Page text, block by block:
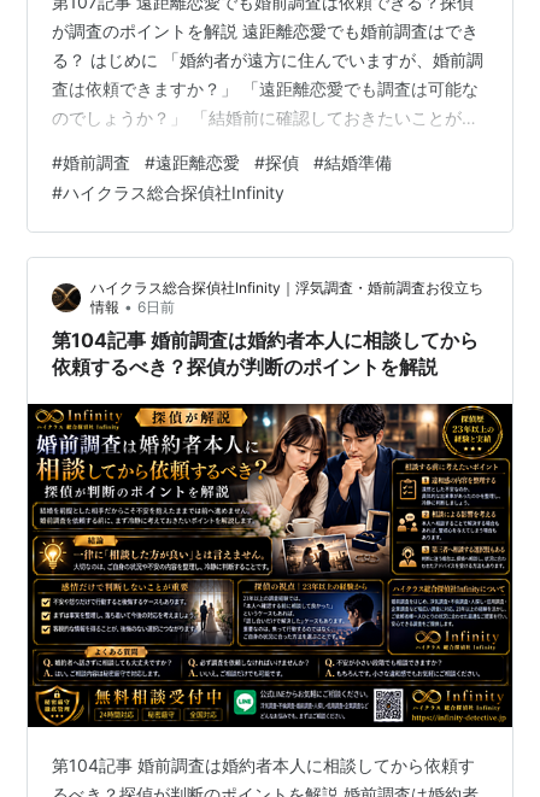
が調査のポイントを解説 遠距離恋愛でも婚前調査はでき
る？ はじめに 「婚約者が遠方に住んでいますが、婚前調
査は依頼できますか？」 「遠距離恋愛でも調査は可能な
のでしょうか？」 「結婚前に確認しておきたいことがあ
る方から多く寄せられます。 仕事や転勤、進学などをき
っかけに遠距離恋愛となり、そのまま結婚を考えるカッ
プルも珍しくありません。 しかし、離れて暮らしている
からこそ、相手の生活状況や行動が見えにくく、不安を
感じる方もいらっしゃいます。 今回は、遠距離恋愛にお
ける婚前調査について、23年…
#婚前調査 #遠距離恋愛 #探偵 #結婚準備
#ハイクラス総合探偵社Infinity
ハイクラス総合探偵社Infinity｜浮気調査・婚前調査お役立ち
情報 • 6日前
第104記事 婚前調査は婚約者本人に相談してから
依頼するべき？探偵が判断のポイントを解説
第104記事 婚前調査は婚約者本人に相談してから依頼す